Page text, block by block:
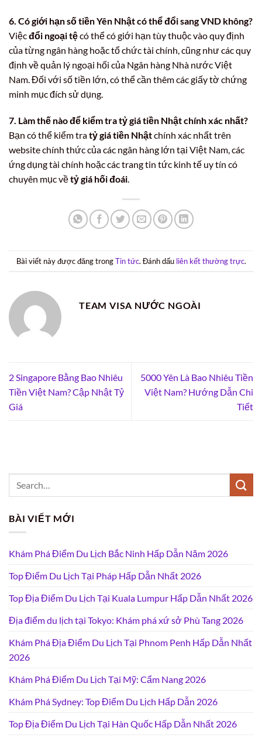
6. Có giới hạn số tiền Yên Nhật có thể đổi sang VND không?
Việcđổi ngoại tệcó thể có giới hạn tùy thuộc vào quy định
của từng ngân hàng hoặc tổ chức tài chính, cũng như các quy
định về quản lý ngoại hối của Ngân hàng Nhà nước Việt
Nam. Đối với số tiền lớn, có thể cần thêm các giấy tờ chứng
minh mục đích sử dụng.
7. Làm thế nào để kiểm tra tỷ giá tiền Nhật chính xác nhất?
Bạn có thể kiểm tratỷ giá tiền Nhậtchính xác nhất trên
website chính thức của các ngân hàng lớn tại Việt Nam, các
ứng dụng tài chính hoặc các trang tin tức kinh tế uy tín có
chuyên mục vềtỷ giá hối đoái.
Bài viết này được đăng trongTin tức. Đánh dấu liên kết thường trực.
TEAM VISA NƯỚC NGOÀI
2 Singapore Bằng Bao Nhiêu
Tiền Việt Nam? Cập Nhật Tỷ
Giá
5000 Yên Là Bao Nhiêu Tiền
Việt Nam? Hướng Dẫn Chi
Tiết
BÀI VIẾT MỚI
Khám Phá Điểm Du Lịch Bắc Ninh Hấp Dẫn Năm 2026
Top Điểm Du Lịch Tại Pháp Hấp Dẫn Nhất 2026
Top Địa Điểm Du Lịch Tại Kuala Lumpur Hấp Dẫn Nhất 2026
Địa điểm du lịch tại Tokyo: Khám phá xứ sở Phù Tang 2026
Khám Phá Địa Điểm Du Lịch Tại Phnom Penh Hấp Dẫn Nhất
2026
Khám Phá Điểm Du Lịch Tại Mỹ: Cẩm Nang 2026
Khám Phá Sydney: Top Điểm Du Lịch Hấp Dẫn 2026
Top Địa Điểm Du Lịch Tại Hàn Quốc Hấp Dẫn Nhất 2026